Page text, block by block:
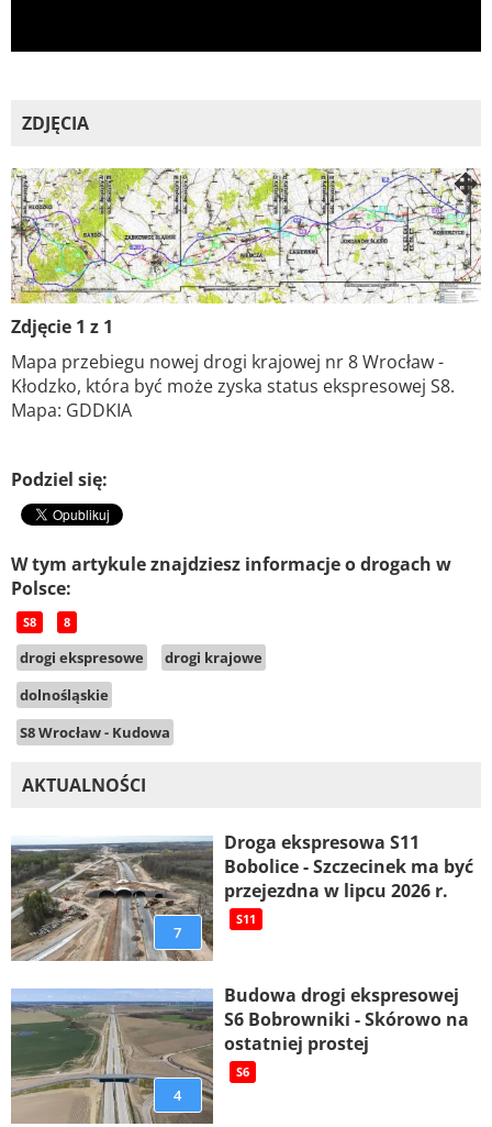
ZDJĘCIA
Zdjęcie 1 z 1
Mapa przebiegu nowej drogi krajowej nr 8 Wrocław -
Kłodzko, która być może zyska status ekspresowej S8.
Mapa: GDDKIA
Podziel się:
W tym artykule znajdziesz informacje o drogach w
Polsce:
S8 8
drogi ekspresowe
drogi krajowe
dolnośląskie
S8 Wrocław - Kudowa
AKTUALNOŚCI
7
Droga ekspresowa S11
Bobolice - Szczecinek ma być
przejezdna w lipcu 2026 r.
S11
4
Budowa drogi ekspresowej
S6 Bobrowniki - Skórowo na
ostatniej prostej
S6